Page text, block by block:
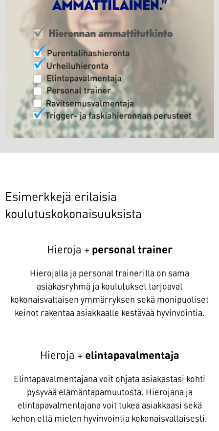
Esimerkkejä erilaisia
koulutuskokonaisuuksista
Hieroja + personal trainer
Hierojalla ja personal trainerilla on sama
asiakasryhmä ja koulutukset tarjoavat
kokonaisvaltaisen ymmärryksen sekä monipuoliset
keinot rakentaa asiakkaalle kestävää hyvinvointia.
Hieroja + elintapavalmentaja
Elintapavalmentajana voit ohjata asiakastasi kohti
pysyvää elämäntapamuutosta. Hierojana ja
elintapavalmentajana voit tukea asiakkaasi sekä
kehon että mielen hyvinvointia kokonaisvaltaisesti.